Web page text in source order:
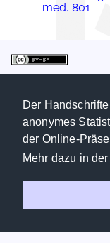
Der
anonymes
der Online-
Mehr dazu in der
med. 801